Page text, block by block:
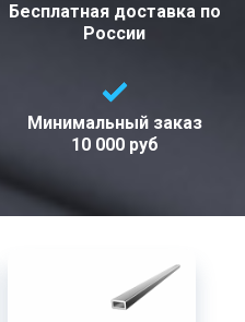
Бесплатная доставка по
России
Минимальный заказ
10 000 руб